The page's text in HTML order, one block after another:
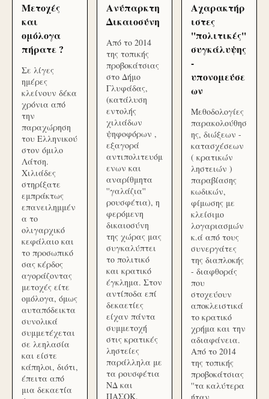
Μετοχές
και
ομόλογα
πήρατε ?
Σε λίγες
ημέρες
κλείνουν δέκα
χρόνια από
την
παραχώρηση
του Ελληνικού
στον όμιλο
Λάτση.
Χιλιάδες
στηρίξατε
εμπράκτως
επανειλημμέν
α το
ολιγαρχικό
κεφάλαιο και
το προσωπικό
σας κέρδος
αγοράζοντας
μετοχές είτε
ομόλογα, όμως
αυταπόδεικτα
συνολικά
συμμετέχεται
σε λεηλασία
και είστε
κάπηλοι, διότι,
έπειτα από
μια δεκαετία
Ανύπαρκτη
Δικαιοσύνη
Από το 2014
της τοπικής
προβοκάτσιας
στο Δήμο
Γλυφάδας,
(κατάλυση
εντολής
χιλιάδων
ψηφοφόρων ,
εξαγορά
αντιπολιτευόμ
ενων και
αναρίθμητα
''γαλάζια''
ρουσφέτια), η
φερόμενη
δικαιοσύνη
της χώρας μας
συγκαλύπτει
το πολιτικό
και κρατικό
έγκλημα. Στον
αντίποδα επί
δεκαετίες
είχαν πάντα
συμμετοχή
στις κρατικές
ληστείες
παράλληλα με
τα ρουσφέτια
ΝΔ και
ΠΑΣΟΚ,
Αχαρακτήρ
ιστες
''πολιτικές''
συγκάλυψης
-
υπονομεύσε
ων
Μεθοδολογίες
παρακολούθησ
ης, διώξεων -
κατασχέσεων
( κρατικών
ληστειών )
παραβίασης
κωδικών,
φίμωσης με
κλείσιμο
λογαριασμών
κ.ά από τους
συνεργάτες
της διαπλοκής
- διαφθοράς
που
στοχεύουν
αποκλειστικά
το κρατικό
χρήμα και την
αδιαφάνεια.
Από το 2014
της τοπικής
προβοκάτσιας
''τα καλύτερα